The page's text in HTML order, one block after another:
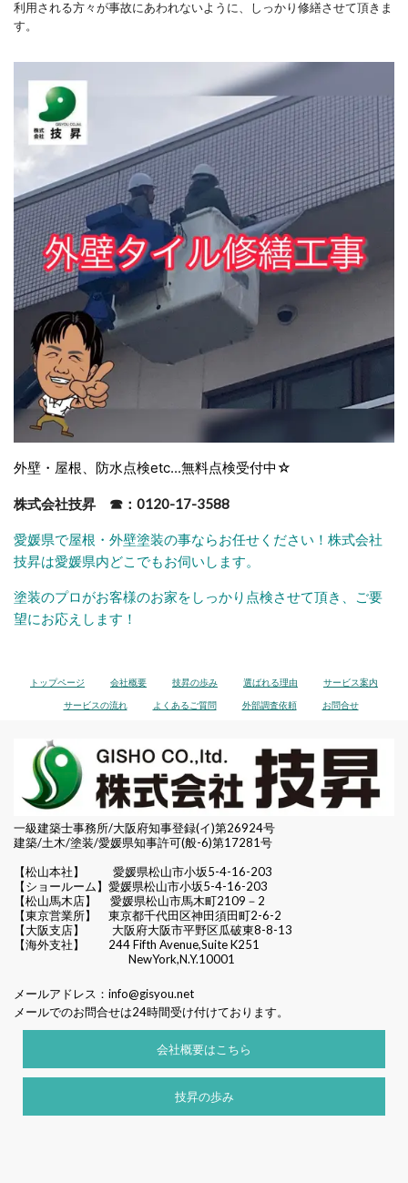
利用される方々が事故にあわれないように、しっかり修繕させて頂きま
す。
外壁・屋根、防水点検etc...無料点検受付中☆
株式会社技昇 ☎：0120-17-3588
愛媛県で屋根・外壁塗装の事ならお任せください！株式会社
技昇は愛媛県内どこでもお伺いします。
塗装のプロがお客様のお家をしっかり点検させて頂き、ご要
望にお応えします！
トップページ 会社概要 技昇の歩み 選ばれる理由 サービス案内
サービスの流れ よくあるご質問 外部調査依頼 お問合せ
一級建築士事務所/大阪府知事登録(イ)第26924号
建築/土木/塗装/愛媛県知事許可(般-6)第17281号
【松山本社】
愛媛県松山市小坂5-4-16-203
【ショールーム】愛媛県松山市小坂5-4-16-203
【松山馬木店】 愛媛県松山市馬木町2109－2
【東京営業所】 東京都千代田区神田須田町2-6-2
【大阪支店】 大阪府大阪市平野区瓜破東8-8-13
【海外支社】 244 Fifth Avenue,Suite K251
NewYork,N.Y.10001
メールアドレス： info@gisyou.net
メールでのお問合せは24時間受け付けております。
会社概要はこちら
技昇の歩み